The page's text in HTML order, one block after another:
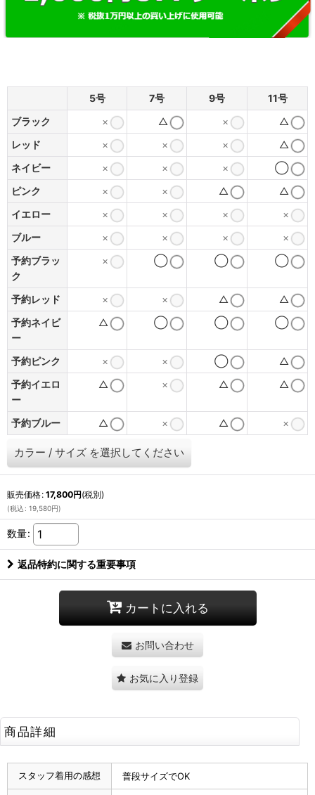
5号 7号 9号
11号
ブラック
× △ ×
△
レッド
× × ×
△
ネイビー
× × ×
◯
ピンク
× × △
△
イエロー
× × ×
×
ブルー
× × ×
×
予約ブラッ
ク
× ◯ ◯ ◯
予約レッド × × △
△
予約ネイビ
ー
△ ◯ ◯ ◯
予約ピンク × × ◯
△
予約イエロ
ー
△ × △ △
予約ブルー △ × △ ×
カラー / サイズ を選択してください
販売価格: 17,800円(税別)
(税込 : 19,580円)
数量:
返品特約に関する重要事項
カートに入れる
お問い合わせ
お気に入り登録
商品詳細
スタッフ着用の感想 普段サイズでOK